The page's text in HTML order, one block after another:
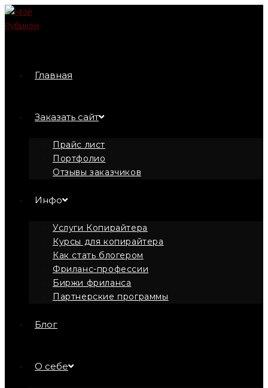
Перейти
к
Главная
Заказать сайт
Прайс лист
Портфолио
Отзывы заказчиков
Инфо
Услуги Копирайтера
Курсы для копирайтера
Как стать блогером
Фриланс-профессии
Биржи фриланса
Партнерские программы
Блог
О себе